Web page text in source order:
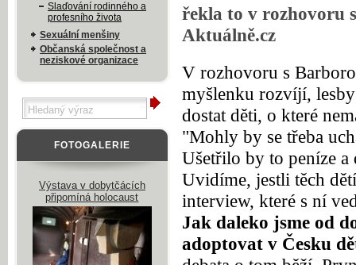
řekla to v rozhovoru
Aktuálně.cz
V rozhovoru s
myšlenku rozvíjí,
dostat děti, o které
"Mohly by se třeba
Ušetřilo by to peníze
Uvidíme, jestli těch
interview, které s ní
Jak daleko jsme od
adoptovat v Česku
Slaďování rodinného a
profesního života
Sexuální menšiny
Občanská společnost a
neziskové organizace
FOTOGALERIE
Výstava v dobytčácích
připomíná holocaust